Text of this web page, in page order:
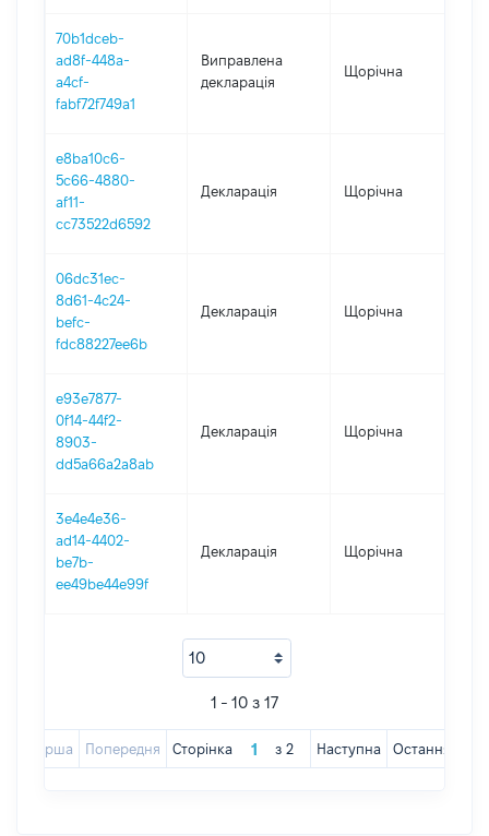
70b1dceb-
ad8f-448a-
a4cf-
fabf72f749a1
Виправлена
декларація
Щорічна
e8ba10c6-
5c66-4880-
af11-
cc73522d6592
Декларація Щорічна
06dc31ec-
8d61-4c24-
befc-
fdc88227ee6b
Декларація Щорічна
e93e7877-
0f14-44f2-
8903-
dd5a66a2a8ab
Декларація Щорічна
3e4e4e36-
ad14-4402-
be7b-
ee49be44e99f
Декларація Щорічна
1 - 10 з 17
Перша Попередня Сторінка з 2 Наступна Остання